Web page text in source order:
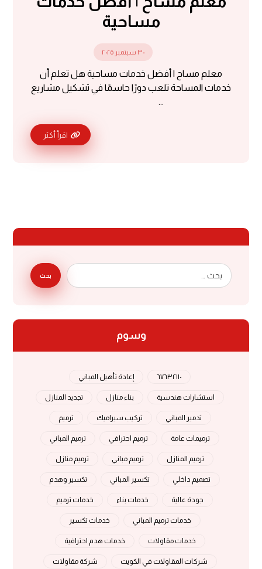
مساحية
٣٠ سبتمبر ٢٠٢٥
معلم مساح | أفضل خدمات مساحية هل تعلم أن
خدمات المساحة تلعب دورًا حاسمًا في تشكيل مشاريع
...
اقرأ أكثر
بحث
وسوم
٦٧٦٣٢١١٠ إعادة تأهيل المباني
استشارات هندسية بناء منازل تجديد المنازل
تدمير المباني تركيب سيراميك ترميم
ترميمات عامة ترميم احترافي ترميم المباني
ترميم المنازل ترميم مباني ترميم منازل
تصميم داخلي تكسير المباني تكسير وهدم
جودة عالية خدمات بناء خدمات ترميم
خدمات ترميم المباني خدمات تكسير
خدمات مقاولات خدمات هدم احترافية
شركات المقاولات في الكويت شركة مقاولات